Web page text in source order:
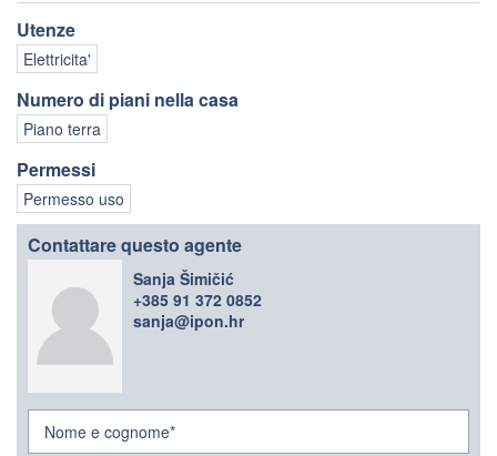
Utenze
Elettricita'
Numero di piani nella casa
Piano terra
Permessi
Permesso uso
Contattare questo agente
Sanja Šimičić
+385 91 372 0852
sanja@ipon.hr